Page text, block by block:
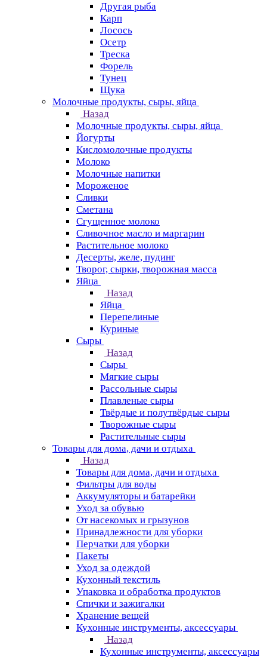
Другая рыба
Карп
Лосось
Осетр
Треска
Форель
Тунец
Щука
Молочные продукты, сыры, яйца
Назад
Молочные продукты, сыры, яйца
Йогурты
Кисломолочные продукты
Молоко
Молочные напитки
Мороженое
Сливки
Сметана
Сгущенное молоко
Сливочное масло и маргарин
Растительное молоко
Десерты, желе, пудинг
Творог, сырки, творожная масса
Яйца
Назад
Яйца
Перепелиные
Куриные
Сыры
Назад
Сыры
Мягкие сыры
Рассольные сыры
Плавленые сыры
Твёрдые и полутвёрдые сыры
Творожные сыры
Растительные сыры
Товары для дома, дачи и отдыха
Назад
Товары для дома, дачи и отдыха
Фильтры для воды
Аккумуляторы и батарейки
Уход за обувью
От насекомых и грызунов
Принадлежности для уборки
Перчатки для уборки
Пакеты
Уход за одеждой
Кухонный текстиль
Упаковка и обработка продуктов
Спички и зажигалки
Хранение вещей
Кухонные инструменты, аксессуары
Назад
Кухонные инструменты, аксессуары